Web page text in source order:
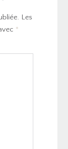
Les
*